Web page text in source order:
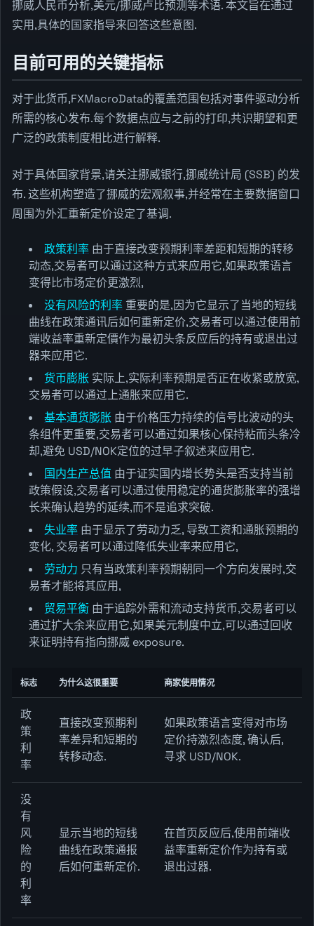
挪威人民币分析,美元/挪威卢比预测等术语. 本文旨在通过
实用,具体的国家指导来回答这些意图.
目前可用的关键指标
对于此货币,FXMacroData的覆盖范围包括对事件驱动分析
所需的核心发布.每个数据点应与之前的打印,共识期望和更
广泛的政策制度相比进行解释.
对于具体国家背景,请关注挪威银行,挪威统计局 (SSB) 的发
布. 这些机构塑造了挪威的宏观叙事,并经常在主要数据窗口
周围为外汇重新定价设定了基调.
政策利率 由于直接改变预期利率差距和短期的转移
动态,交易者可以通过这种方式来应用它,如果政策语言
变得比市场定价更激烈,
没有风险的利率 重要的是,因为它显示了当地的短线
曲线在政策通讯后如何重新定价,交易者可以通过使用前
端收益率重新定價作为最初头条反应后的持有或退出过
器来应用它.
货币膨胀 实际上,实际利率预期是否正在收紧或放宽,
交易者可以通过上通胀来应用它.
基本通货膨胀 由于价格压力持续的信号比波动的头
条组件更重要,交易者可以通过如果核心保持粘而头条冷
却,避免 USD/NOK定位的过早子叙述来应用它.
国内生产总值 由于证实国内增长势头是否支持当前
政策假设,交易者可以通过使用稳定的通货膨胀率的强增
长来确认趋势的延续,而不是追求突破.
失业率 由于显示了劳动力乏, 导致工资和通胀预期的
变化, 交易者可以通过降低失业率来应用它,
劳动力 只有当政策利率预期朝同一个方向发展时,交
易者才能将其应用,
贸易平衡 由于追踪外需和流动支持货币,交易者可以
通过扩大余来应用它,如果美元制度中立,可以通过回收
来证明持有指向挪威 exposure.
标志 为什么这很重要 商家使用情况
政
策
利
率
直接改变预期利
率差异和短期的
转移动态.
如果政策语言变得对市场
定价持激烈态度, 确认后,
寻求 USD/NOK.
没
有
风
险
的
利
率
显示当地的短线
曲线在政策通报
后如何重新定价.
在首页反应后,使用前端收
益率重新定价作为持有或
退出过器.